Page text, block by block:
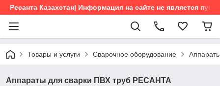
Ресанта Казахстан| Информация на сайте не является
Товары и услуги Сварочное оборудование
Аппараты для сварки ПВХ труб РЕСАНТА